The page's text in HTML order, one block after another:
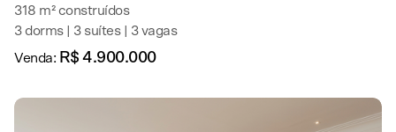
318 m² construídos
3 dorms | 3 suítes | 3 vagas
Venda: R$ 4.900.000